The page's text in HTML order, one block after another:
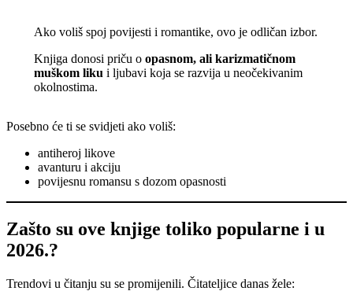
Ako voliš spoj povijesti i romantike, ovo je odličan izbor.
Knjiga donosi priču o opasnom, ali karizmatičnom
muškom liku i ljubavi koja se razvija u neočekivanim
okolnostima.
Posebno će ti se svidjeti ako voliš:
antiheroj likove
avanturu i akciju
povijesnu romansu s dozom opasnosti
Zašto su ove knjige toliko popularne i u
2026.?
Trendovi u čitanju su se promijenili. Čitateljice danas žele: